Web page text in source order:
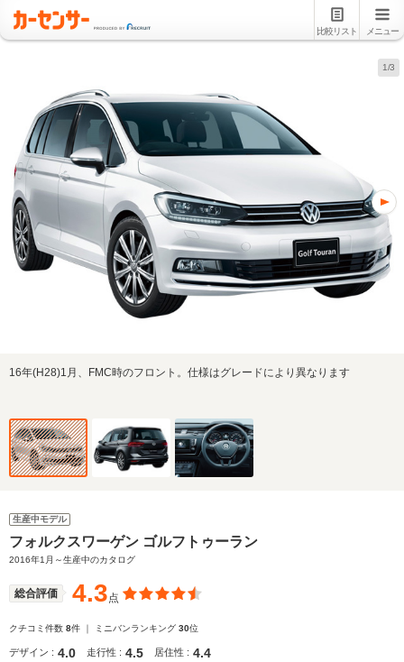
比較リスト メニュー
1/3
16年(H28)1月、FMC時のフロント。仕様はグレードにより異なります
生産中モデル
フォルクスワーゲン ゴルフトゥーラン
2016年1月～生産中のカタログ
総合評価 4.3点
クチコミ件数 8件 ｜ ミニバンランキング 30位
デザイン : 4.0 走行性 : 4.5 居住性 : 4.4